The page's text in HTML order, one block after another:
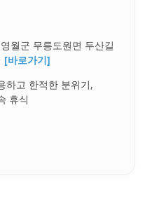
월군 무릉도원면 두산길
[바로가기]
하고 한적한 분위기,
휴식